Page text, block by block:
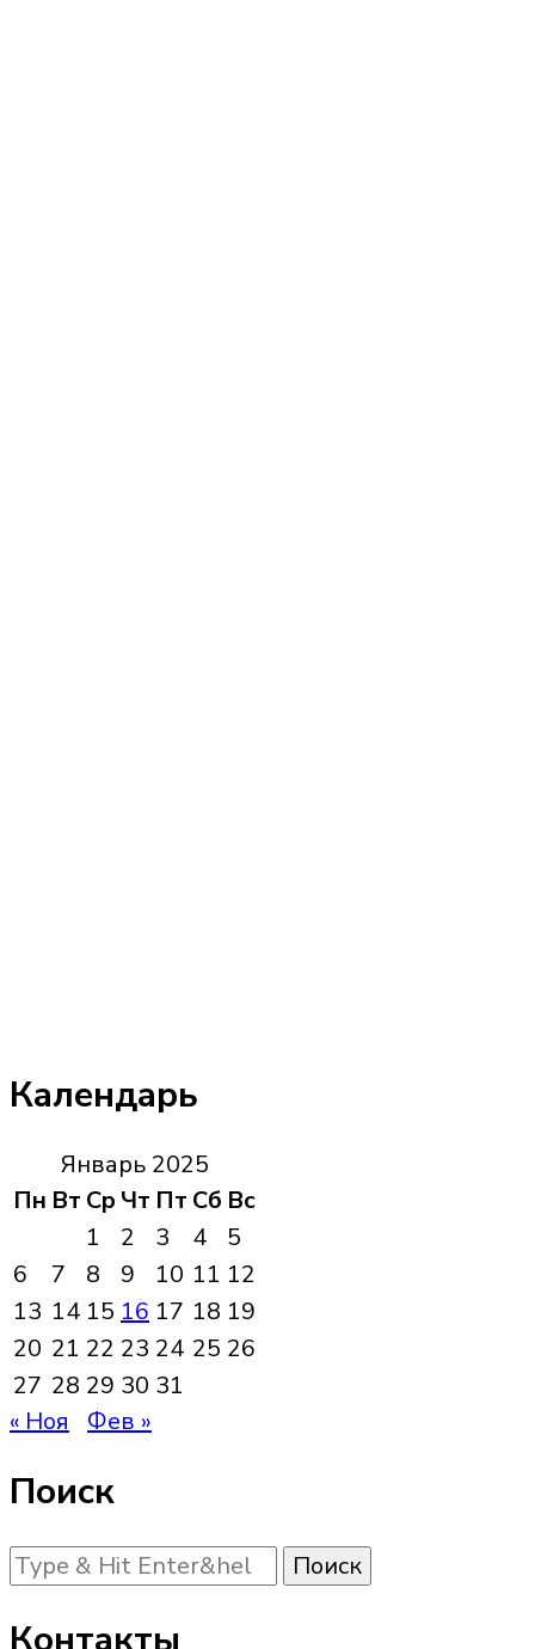
Календарь
Январь 2025
Пн Вт Ср Чт Пт Сб Вс
1
2 3 4
5
6
7 8 9 10 11 12
13 14 15 16 17 18 19
20 21 22 23 24 25 26
27 28 29 30 31
« Ноя
Фев »
Поиск
Ищите
что-
то?